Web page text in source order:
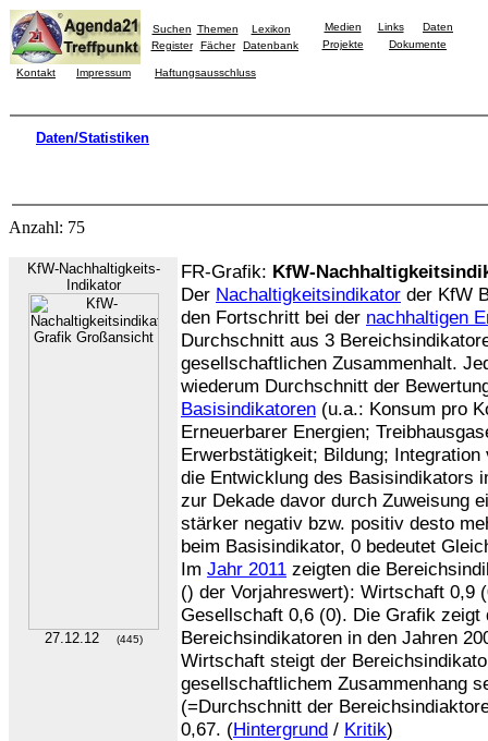
Suchen Themen
Lexikon
Register
Fächer Datenbank
Medien Links
Daten
Projekte
Dokumente
Kontakt Impressum Haftungsausschluss
Daten/Statistiken
Anzahl: 75
KfW-Nachhaltigkeits-
Indikator
27.12.12 (445)
FR-Grafik: KfW-
Der Nachaltigkeitsindikator der KfW
den Fortschritt bei der nachhaltigen
Durchschnitt aus 3
gesellschaftlichen Zusammenhalt.
wiederum Durchschnitt der
Basisindikatoren (u.a.: Konsum pro
Erneuerbarer Energien;
Erwerbstätigkeit; Bildung;
die Entwicklung des Basisindikators
zur Dekade davor durch Zuweisung
stärker negativ bzw. positiv desto
beim Basisindikator, 0 bedeutet
Im Jahr 2011 zeigten die
() der Vorjahreswert): Wirtschaft 0,9
Gesellschaft 0,6 (0). Die Grafik zeigt
Bereichsindikatoren in den Jahren
Wirtschaft steigt der
gesellschaftlichem Zusammenhang
(=Durchschnitt der
0,67. (Hintergrund / Kritik)